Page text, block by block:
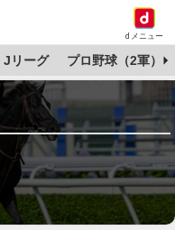
dメニュー
Jリーグ プロ野球（2軍）